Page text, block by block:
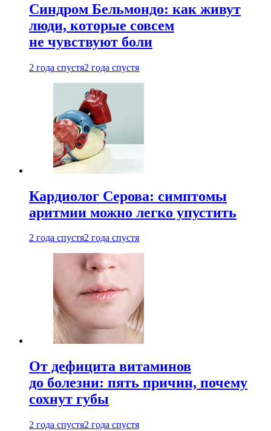
Синдром Бельмондо: как живут
люди, которые совсем
не чувствуют боли
2 года спустя2 года спустя
Кардиолог Серова: симптомы
аритмии можно легко упустить
2 года спустя2 года спустя
От дефицита витаминов
до болезни: пять причин, почему
сохнут губы
2 года спустя2 года спустя